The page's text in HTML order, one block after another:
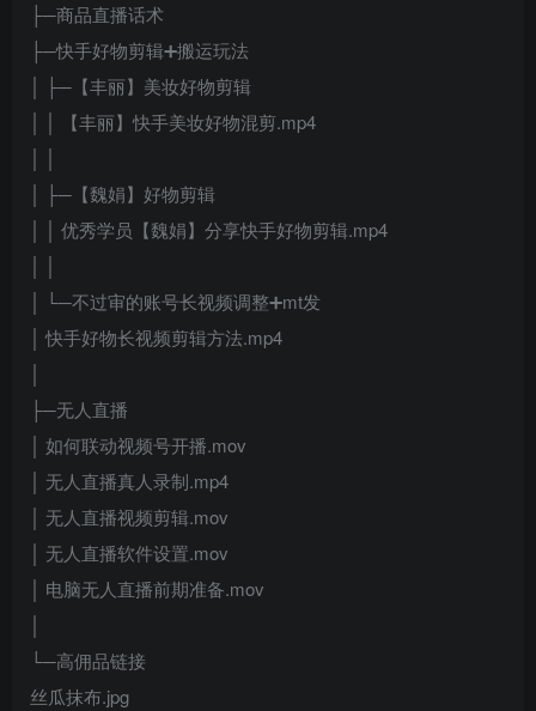
├─商品直播话术
├─快手好物剪辑➕搬运玩法
│ ├─【丰丽】美妆好物剪辑
│ │ 【丰丽】快手美妆好物混剪.mp4
│ ├─【魏娟】好物剪辑
│ │ 优秀学员【魏娟】分享快手好物剪辑.mp4
│ └─不过审的账号长视频调整➕mt发
│ 快手好物长视频剪辑方法.mp4
├─无人直播
│ 如何联动视频号开播.mov
│ 无人直播真人录制.mp4
│ 无人直播视频剪辑.mov
│ 无人直播软件设置.mov
│ 电脑无人直播前期准备.mov
└─高佣品链接
丝瓜抹布.jpg